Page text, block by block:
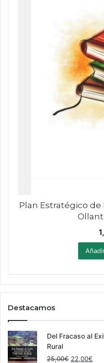
Plan Estratégico
Destacamos
Del Fracaso al
Rural
25,00€ El
22,00€